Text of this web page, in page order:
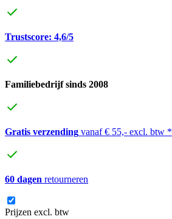
Trustscore: 4,6/5
Familiebedrijf sinds 2008
Gratis verzending vanaf € 55,- excl. btw *
60 dagen retourneren
Prijzen excl. btw